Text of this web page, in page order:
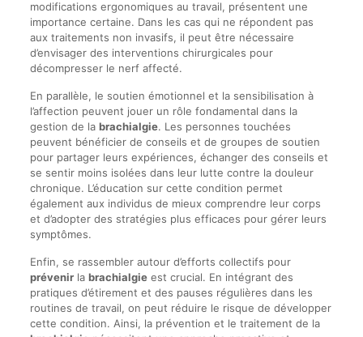
modifications ergonomiques au travail, présentent une
importance certaine. Dans les cas qui ne répondent pas
aux traitements non invasifs, il peut être nécessaire
d’envisager des interventions chirurgicales pour
décompresser le nerf affecté.
En parallèle, le soutien émotionnel et la sensibilisation à
l’affection peuvent jouer un rôle fondamental dans la
gestion de la brachialgie. Les personnes touchées
peuvent bénéficier de conseils et de groupes de soutien
pour partager leurs expériences, échanger des conseils et
se sentir moins isolées dans leur lutte contre la douleur
chronique. L’éducation sur cette condition permet
également aux individus de mieux comprendre leur corps
et d’adopter des stratégies plus efficaces pour gérer leurs
symptômes.
Enfin, se rassembler autour d’efforts collectifs pour
prévenirla brachialgieest crucial. En intégrant des
pratiques d’étirement et des pauses régulières dans les
routines de travail, on peut réduire le risque de développer
cette condition. Ainsi, la prévention et le traitement de la